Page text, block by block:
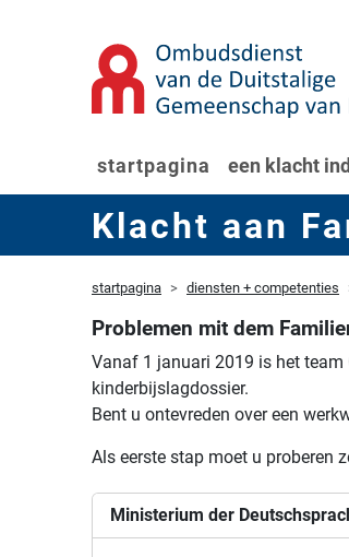
startpagina een klacht
Klacht aan
startpagina diensten + competenties
Problemen mit dem
Vanaf 1 januari 2019 is het team
kinderbijslagdossier.
Bent u ontevreden over een
Als eerste stap moet u proberen
Ministerium der